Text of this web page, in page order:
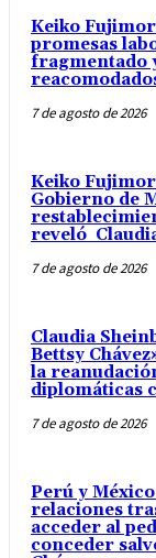
Keiko
promesas
fragmentado
7 de agosto de 2026
Keiko
Gobierno de
reveló
7 de agosto de 2026
Claudia
Bettsy
la
diplomáticas
7 de agosto de 2026
Perú y
relaciones
acceder al
conceder